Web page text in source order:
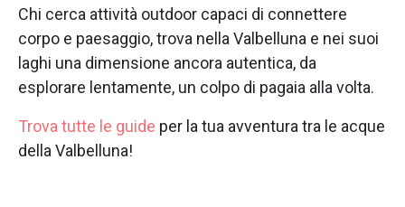
Chi cerca attività outdoor capaci di connettere
corpo e paesaggio, trova nella Valbelluna e nei suoi
laghi una dimensione ancora autentica, da
esplorare lentamente, un colpo di pagaia alla volta.
Trova tutte le guide per la tua avventura tra le acque
della Valbelluna!